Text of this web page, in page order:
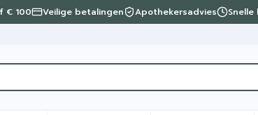
€ 100 Veilige betalingen Apothekersadvies Snelle